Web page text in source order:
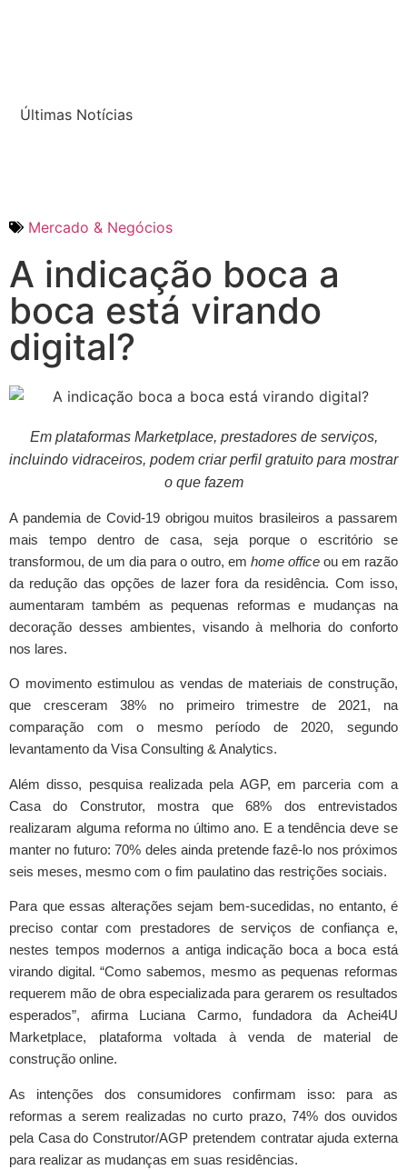
Últimas Notícias
Mercado & Negócios
A indicação boca a
boca está virando
digital?
Em plataformas Marketplace, prestadores de serviços,
incluindo vidraceiros, podem criar perfil gratuito para mostrar
o que fazem
A pandemia de Covid-19 obrigou muitos brasileiros a passarem
mais tempo dentro de casa, seja porque o escritório se
transformou, de um dia para o outro, em home office ou em razão
da redução das opções de lazer fora da residência. Com isso,
aumentaram também as pequenas reformas e mudanças na
decoração desses ambientes, visando à melhoria do conforto
nos lares.
O movimento estimulou as vendas de materiais de construção,
que cresceram 38% no primeiro trimestre de 2021, na
comparação com o mesmo período de 2020, segundo
levantamento da Visa Consulting & Analytics.
Além disso, pesquisa realizada pela AGP, em parceria com a
Casa do Construtor, mostra que 68% dos entrevistados
realizaram alguma reforma no último ano. E a tendência deve se
manter no futuro: 70% deles ainda pretende fazê-lo nos próximos
seis meses, mesmo com o fim paulatino das restrições sociais.
Para que essas alterações sejam bem-sucedidas, no entanto, é
preciso contar com prestadores de serviços de confiança e,
nestes tempos modernos a antiga indicação boca a boca está
virando digital. “Como sabemos, mesmo as pequenas reformas
requerem mão de obra especializada para gerarem os resultados
esperados”, afirma Luciana Carmo, fundadora da Achei4U
Marketplace, plataforma voltada à venda de material de
construção online.
As intenções dos consumidores confirmam isso: para as
reformas a serem realizadas no curto prazo, 74% dos ouvidos
pela Casa do Construtor/AGP pretendem contratar ajuda externa
para realizar as mudanças em suas residências.